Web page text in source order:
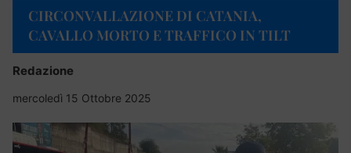
CIRCONVALLAZIONE DI CATANIA,
CAVALLO MORTO E TRAFFICO IN TILT
Redazione
mercoledì 15 Ottobre 2025